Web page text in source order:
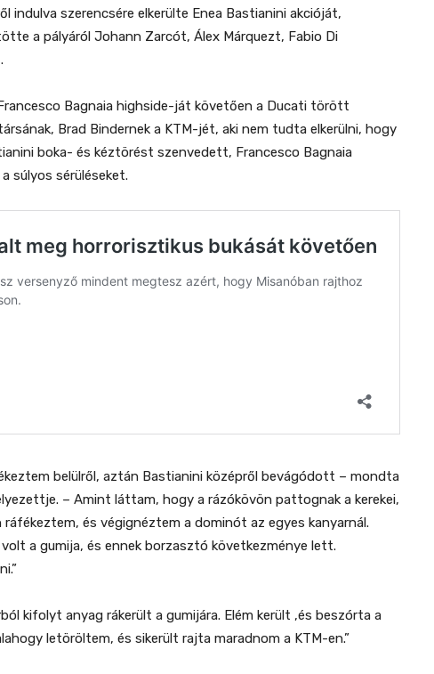
indulva szerencsére elkerülte Enea Bastianini akcióját,
a pályáról Johann Zarcót, Álex Márquezt, Fabio Di
Bagnaia highside-ját követően a Ducati törött
Brad Bindernek a KTM-jét, aki nem tudta elkerülni, hogy
boka- és kéztörést szenvedett, Francesco Bagnaia
súlyos sérüléseket.
belülről, aztán Bastianini középről bevágódott – mondta
– Amint láttam, hogy a rázókövön pattognak a kerekei,
és végignéztem a dominót az egyes kanyarnál.
a gumija, és ennek borzasztó következménye lett.
kifolyt anyag rákerült a gumijára. Elém került ,és beszórta a
letöröltem, és sikerült rajta maradnom a KTM-en.”